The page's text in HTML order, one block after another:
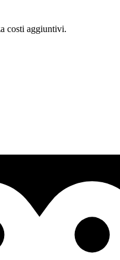
costi aggiuntivi.